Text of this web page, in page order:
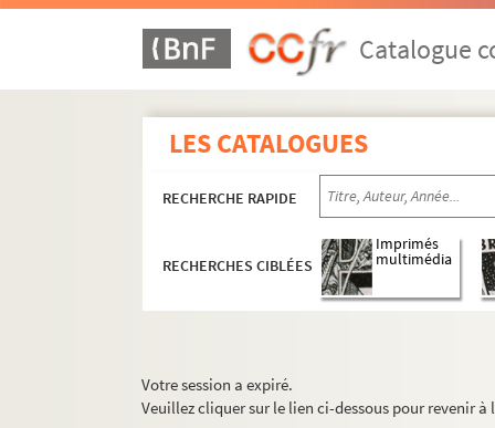
Catalogue
LES CATALOGUES
RECHERCHE RAPIDE
RECHERCHES CIBLÉES
Imprimés
multimédia
Votre session a expiré.
Veuillez cliquer sur le lien ci-dessous pour revenir